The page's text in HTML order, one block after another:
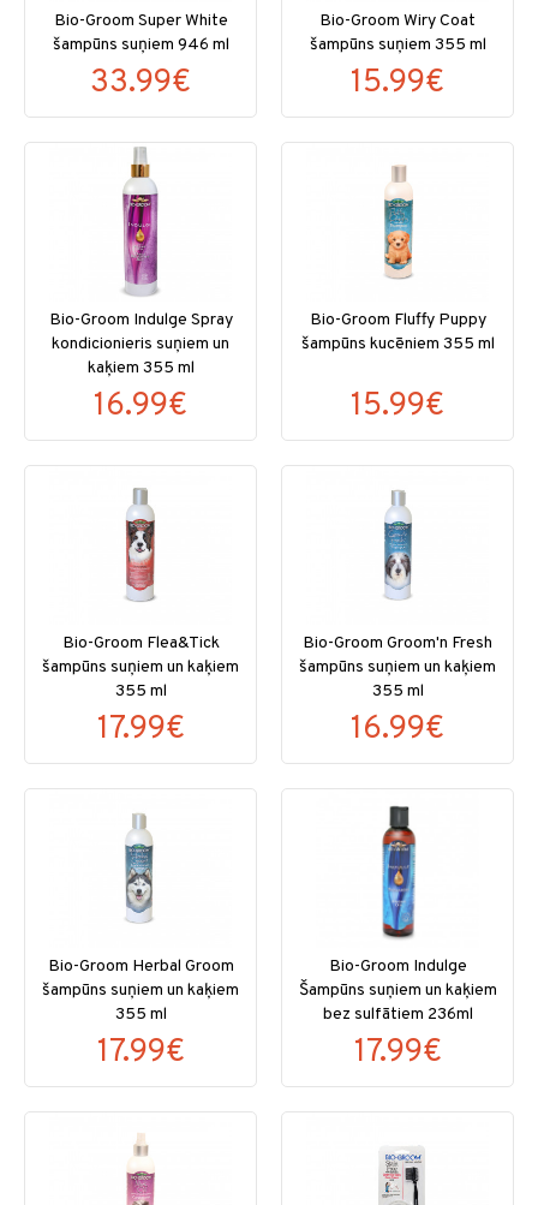
Bio-Groom Super White
šampūns suņiem 946 ml
33.99€
Bio-Groom Wiry Coat
šampūns suņiem 355 ml
15.99€
Bio-Groom Indulge Spray
kondicionieris suņiem un
kaķiem 355 ml
16.99€
Bio-Groom Fluffy Puppy
šampūns kucēniem 355 ml
15.99€
Bio-Groom Flea&Tick
šampūns suņiem un kaķiem
355 ml
17.99€
Bio-Groom Groom'n Fresh
šampūns suņiem un kaķiem
355 ml
16.99€
Bio-Groom Herbal Groom
šampūns suņiem un kaķiem
355 ml
17.99€
Bio-Groom Indulge
Šampūns suņiem un kaķiem
bez sulfātiem 236ml
17.99€